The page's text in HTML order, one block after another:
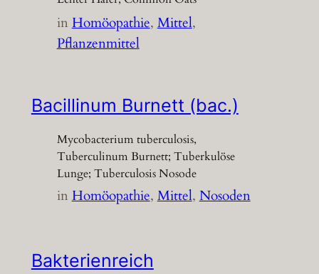
inHomöopathie, Mittel
Pflanzenmittel
Bacillinum Burnett (bac.)
Mycobacterium tuberculosis,
Tuberculinum Burnett; Tuberkulöse
Lunge; Tuberculosis Nosode
inHomöopathie, Mittel, Nosoden
Bakterienreich